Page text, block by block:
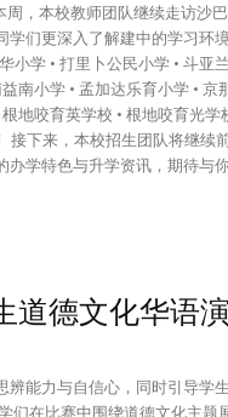
，本校教师团队继续走访沙
们更深入了解建中的学习环
小学 • 打里卜公民小学 • 斗亚
南小学 • 孟加达乐育小学 •
地咬育英学校 • 根地咬育光
接下来，本校招生团队将继
学特色与升学资讯，期待与
道德文化华语
能力与自信心，同时引导学
们在比赛中围绕道德文化主